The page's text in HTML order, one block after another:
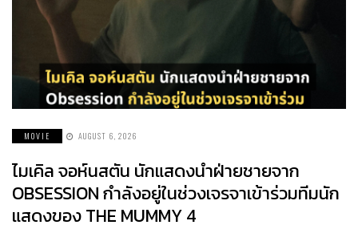
MOVIE AUGUST 6, 2026
ไมเคิล จอห์นสตัน นักแสดงนำฝ่ายชายจาก
OBSESSION กำลังอยู่ในช่วงเจรจาเข้าร่วมทีมนัก
แสดงของ THE MUMMY 4